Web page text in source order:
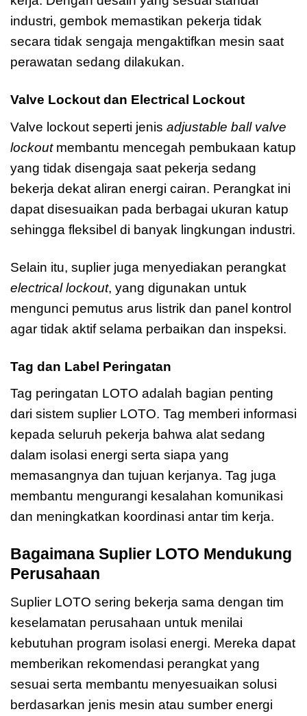
industri, gembok memastikan pekerja tidak
secara tidak sengaja mengaktifkan mesin saat
perawatan sedang dilakukan.
Valve Lockout dan Electrical Lockout
Valve lockout seperti jenis adjustable ball valve
lockoutmembantu mencegah pembukaan katup
yang tidak disengaja saat pekerja sedang
bekerja dekat aliran energi cairan. Perangkat ini
dapat disesuaikan pada berbagai ukuran katup
sehingga fleksibel di banyak lingkungan industri.
Selain itu, suplier juga menyediakan perangkat
electrical lockout, yang digunakan untuk
mengunci pemutus arus listrik dan panel kontrol
agar tidak aktif selama perbaikan dan inspeksi.
Tag dan Label Peringatan
Tag peringatan LOTO adalah bagian penting
dari sistem suplier LOTO. Tag memberi informasi
kepada seluruh pekerja bahwa alat sedang
dalam isolasi energi serta siapa yang
memasangnya dan tujuan kerjanya. Tag juga
membantu mengurangi kesalahan komunikasi
dan meningkatkan koordinasi antar tim kerja.
Bagaimana Suplier LOTO Mendukung
Perusahaan
Suplier LOTO sering bekerja sama dengan tim
keselamatan perusahaan untuk menilai
kebutuhan program isolasi energi. Mereka dapat
memberikan rekomendasi perangkat yang
sesuai serta membantu menyesuaikan solusi
berdasarkan jenis mesin atau sumber energi